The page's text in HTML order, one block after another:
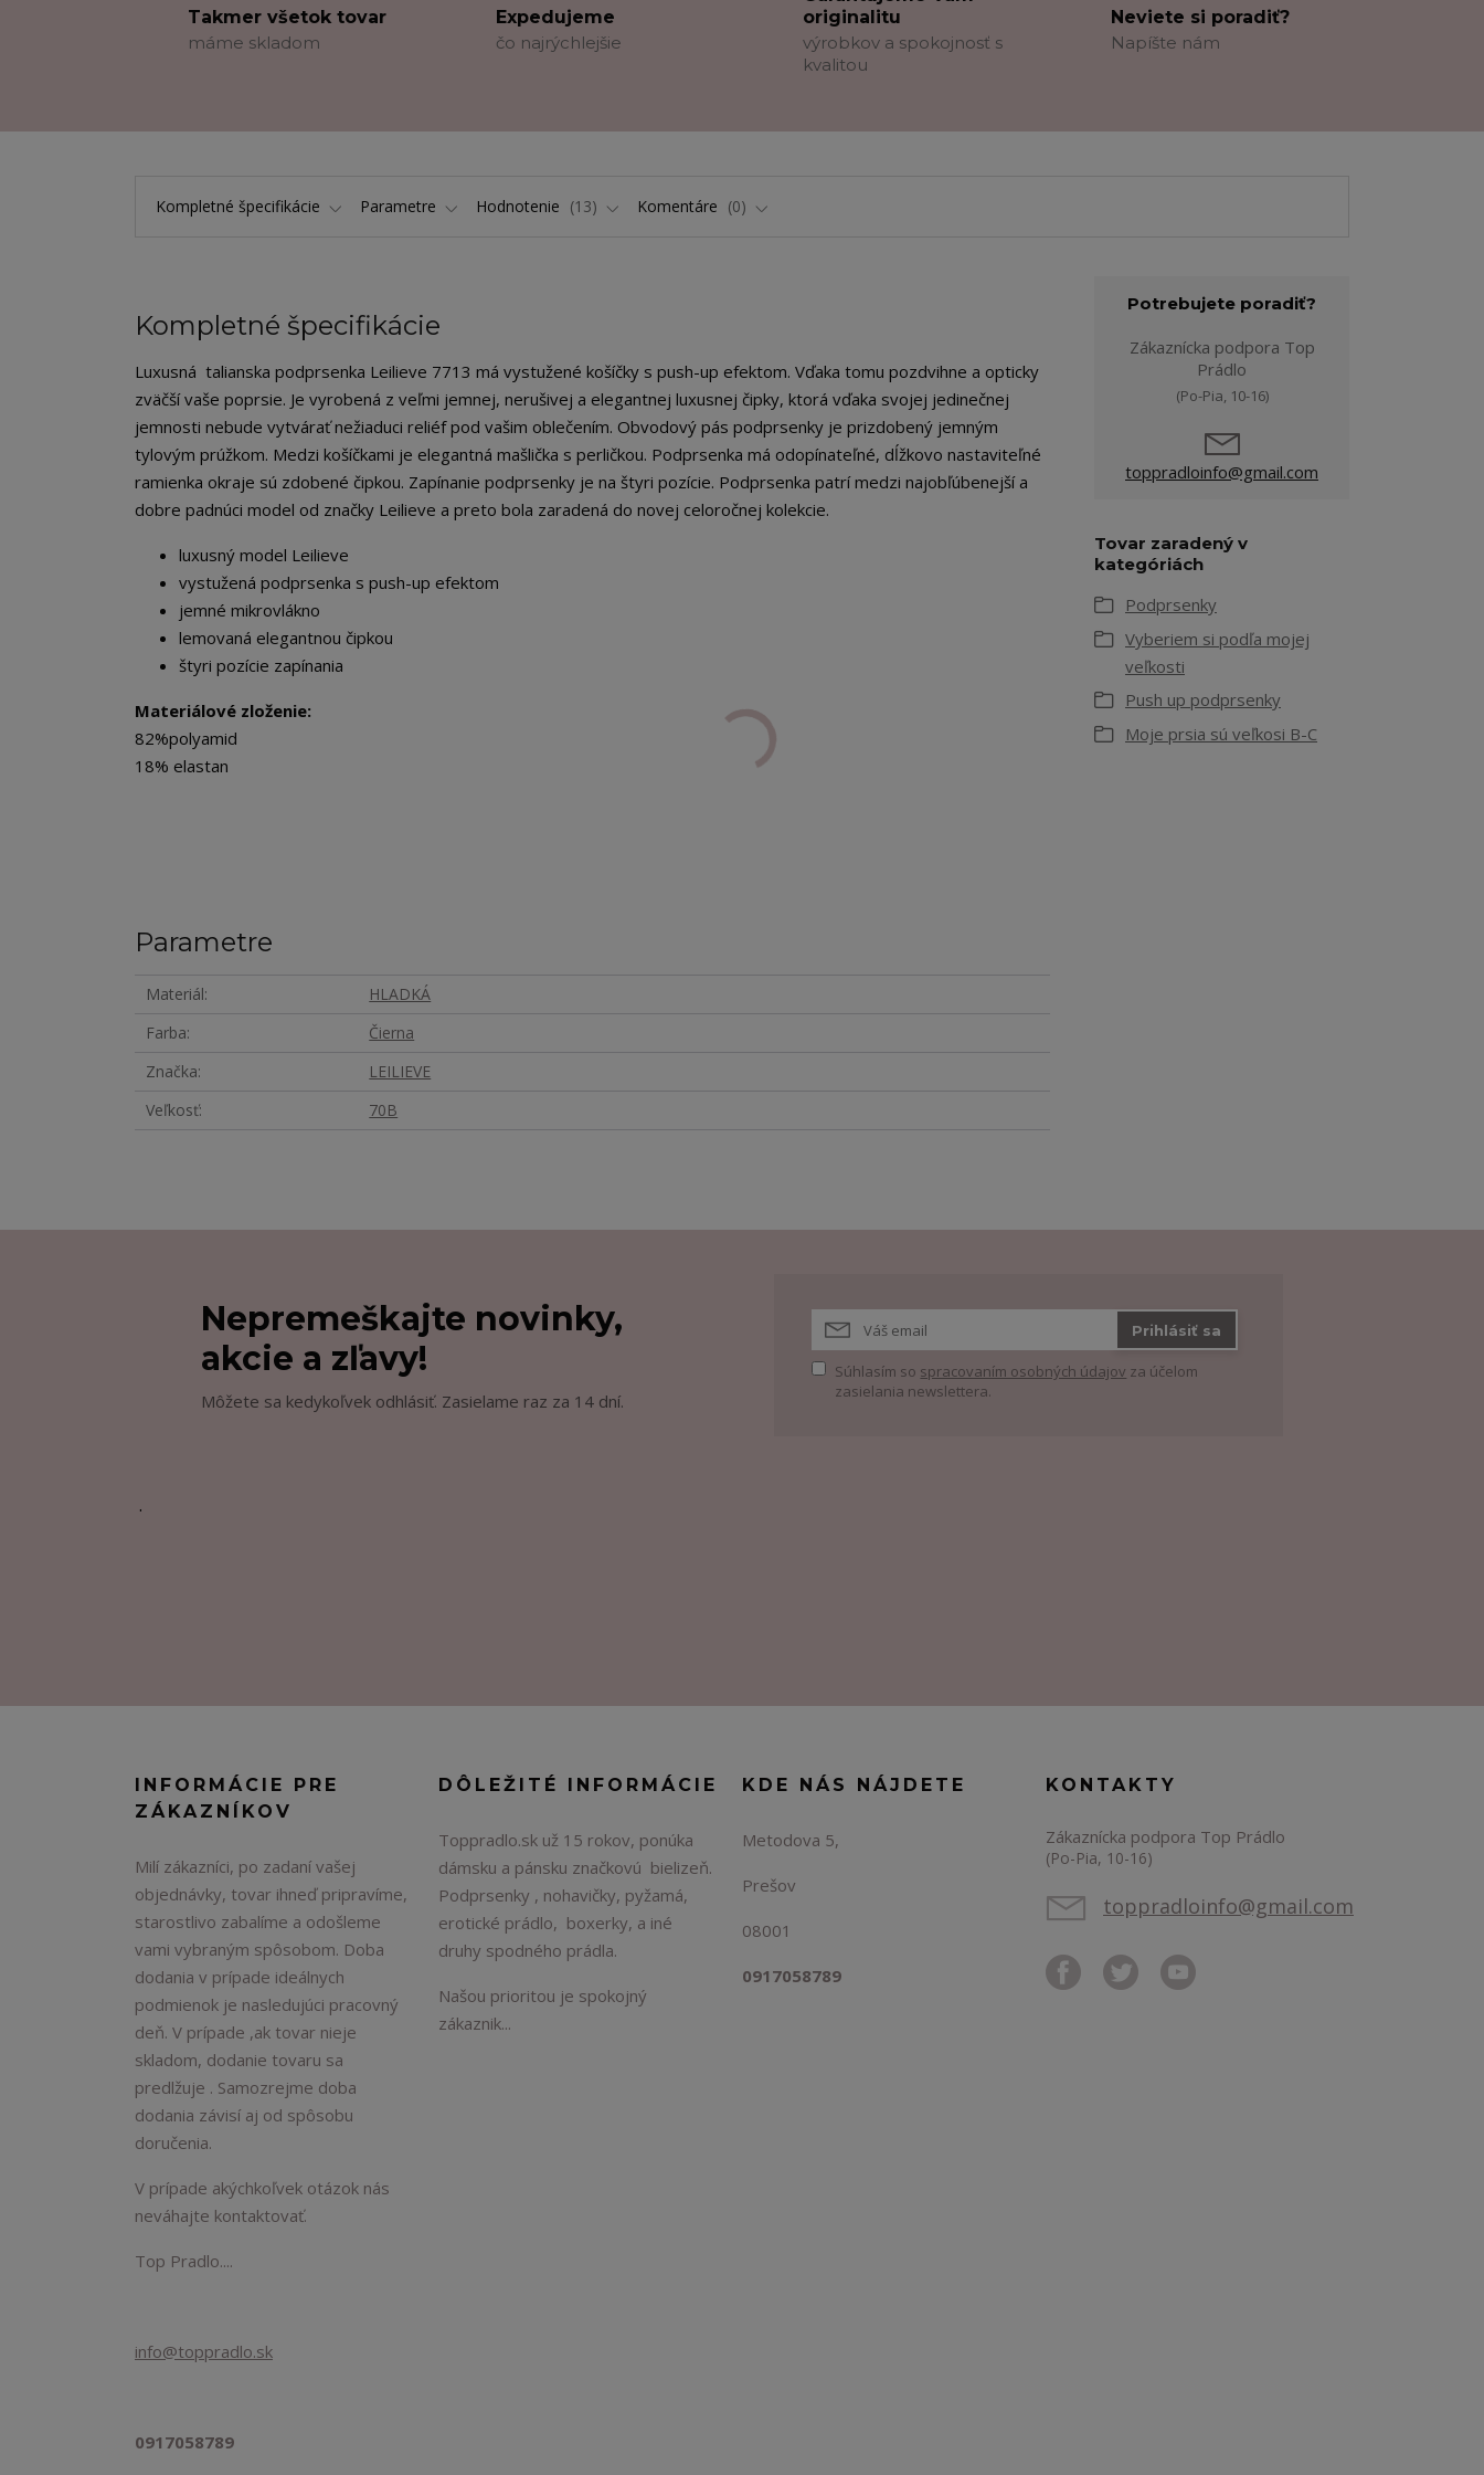
Takmer všetok tovar
máme skladom
Expedujeme
čo najrýchlejšie
originalitu
výrobkov a spokojnosť s
kvalitou
Neviete si poradiť?
Napíšte nám
Kompletné špecifikácie Parametre Hodnotenie 13 Komentáre 0
Kompletné špecifikácie
Luxusná talianska podprsenka Leilieve 7713 má vystužené košíčky s push-up efektom. Vďaka tomu pozdvihne a opticky
zväčší vaše poprsie. Je vyrobená z veľmi jemnej, nerušivej a elegantnej luxusnej čipky, ktorá vďaka svojej jedinečnej
jemnosti nebude vytvárať nežiaduci reliéf pod vašim oblečením. Obvodový pás podprsenky je prizdobený jemným
tylovým prúžkom. Medzi košíčkami je elegantná mašlička s perličkou. Podprsenka má odopínateľné, dĺžkovo nastaviteľné
ramienka okraje sú zdobené čipkou. Zapínanie podprsenky je na štyri pozície. Podprsenka patrí medzi najobľúbenejší a
dobre padnúci model od značky Leilieve a preto bola zaradená do novej celoročnej kolekcie.
luxusný model Leilieve
vystužená podprsenka s push-up efektom
jemné mikrovlákno
lemovaná elegantnou čipkou
štyri pozície zapínania
Materiálové zloženie:
82%polyamid
18% elastan
Parametre
Materiál
HLADKÁ
Farba
Čierna
Značka
LEILIEVE
Veľkosť
70B
Potrebujete poradiť?
Zákaznícka podpora Top
Prádlo
(Po-Pia, 10-16)
toppradloinfo@gmail.com
Tovar zaradený v
kategóriách
Podprsenky
Vyberiem si podľa mojej
veľkosti
Push up podprsenky
Moje prsia sú veľkosi B-C
Nepremeškajte novinky,
akcie a zľavy!
Môžete sa kedykoľvek odhlásiť. Zasielame raz za 14 dní.
Prihlásiť sa
Súhlasím so spracovaním osobných údajov za účelom
zasielania newslettera.
.
INFORMÁCIE PRE
ZÁKAZNÍKOV
Milí zákazníci, po zadaní vašej
objednávky, tovar ihneď pripravíme,
starostlivo zabalíme a odošleme
vami vybraným spôsobom. Doba
dodania v prípade ideálnych
podmienok je nasledujúci pracovný
deň. V prípade ,ak tovar nieje
skladom, dodanie tovaru sa
predlžuje . Samozrejme doba
dodania závisí aj od spôsobu
doručenia.
V prípade akýchkoľvek otázok nás
neváhajte kontaktovať.
Top Pradlo....
info@toppradlo.sk
0917058789
DÔLEŽITÉ INFORMÁCIE
Toppradlo.sk už 15 rokov, ponúka
dámsku a pánsku značkovú bielizeň.
Podprsenky , nohavičky, pyžamá,
erotické prádlo, boxerky, a iné
druhy spodného prádla.
Našou prioritou je spokojný
zákaznik...
KDE NÁS NÁJDETE
Metodova 5,
Prešov
08001
0917058789
KONTAKTY
Zákaznícka podpora Top Prádlo
(Po-Pia, 10-16)
toppradloinfo@gmail.com